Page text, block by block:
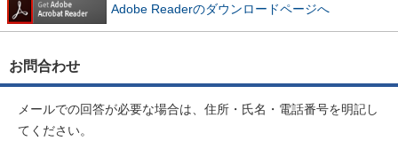
Adobe Readerのダウンロードページへ
お問合わせ
メールでの回答が必要な場合は、住所・氏名・電話番号を明記し
てください。